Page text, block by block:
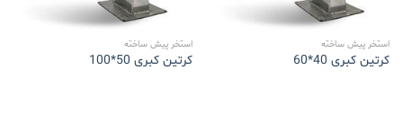
استخر پیش ساخته
کرتین کبری 40*60
استخر پیش ساخته
کرتین کبری 50*100